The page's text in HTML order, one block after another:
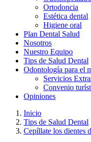
Ortodoncia
Estética dental
Higiene oral
Plan Dental Salud
Nosotros
Nuestro Equipo
Tips de Salud Dental
Odontología para el
Servicios
Convenio
Opiniones
Inicio
Tips de Salud Dental
Cepíllate los dientes